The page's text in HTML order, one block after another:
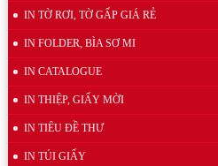
IN TỜ RƠI, TỜ GẤP GIÁ RẺ
IN FOLDER, BÌA SƠ MI
IN CATALOGUE
IN THIỆP, GIẤY MỜI
IN TIÊU ĐỀ THƯ
IN TÚI GIẤY
Mẫu kẹp lò xo inox quảng cáo